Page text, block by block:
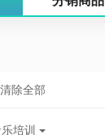
清除全部
培训